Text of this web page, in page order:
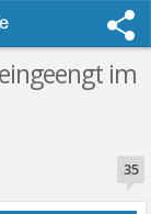
im
35